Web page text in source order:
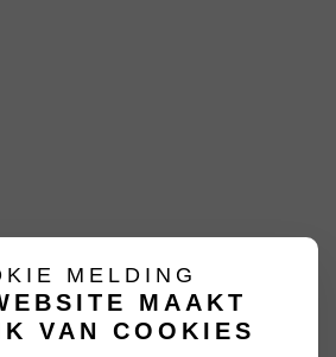
MELDING
MAAKT
VAN COOKIES